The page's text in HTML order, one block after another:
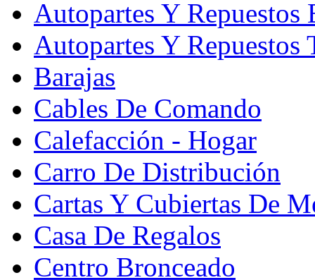
Autopartes Y Repuestos
Autopartes Y Repuestos
Barajas
Cables De Comando
Calefacción - Hogar
Carro De Distribución
Cartas Y Cubiertas De
Casa De Regalos
Centro Bronceado